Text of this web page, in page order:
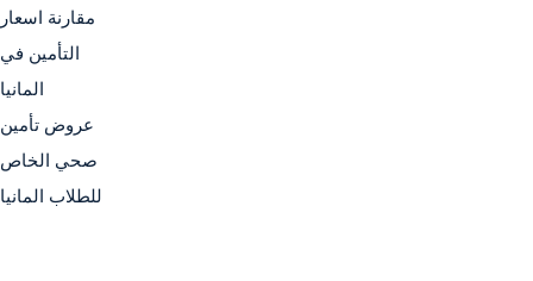
مقارنة اسعار
التأمين في
المانيا
عروض تأمين
صحي الخاص
للطلاب المانيا